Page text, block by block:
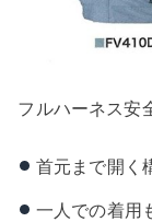
フルハーネス安
首元まで開く
一人での着用